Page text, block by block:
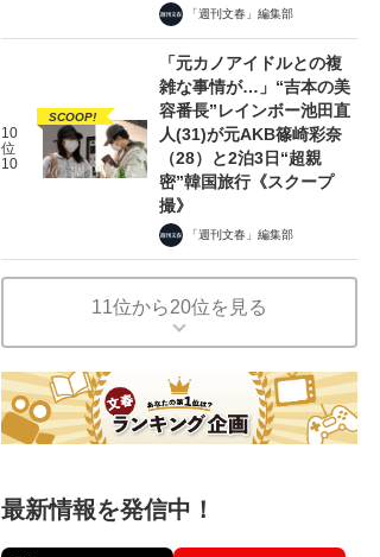
「週刊文春」編集部
10
位
10
SCOOP!
「元カノアイドルとの複
雑な事情が…」“吉本の美
容番長”レインボー池田直
人(31)が元AKB篠崎彩奈
（28）と2泊3日“超親
密”韓国旅行《スクープ
撮》
「週刊文春」編集部
11位から20位を見る
最新情報を発信中！